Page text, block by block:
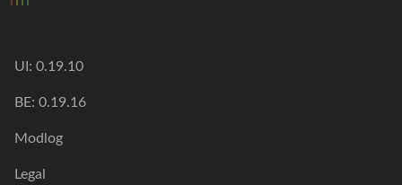
UI: 0.19.10
BE: 0.19.16
Modlog
Legal